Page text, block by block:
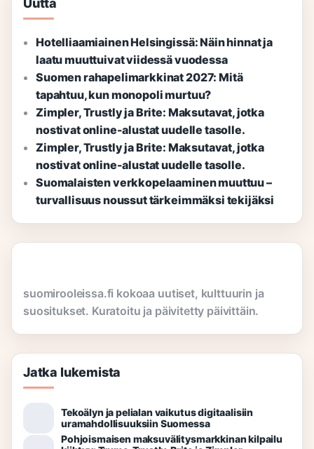
Uutta
Hotelliaamiainen Helsingissä: Näin hinnat ja
laatu muuttuivat viidessä vuodessa
Suomen rahapelimarkkinat 2027: Mitä
tapahtuu, kun monopoli murtuu?
Zimpler, Trustly ja Brite: Maksutavat, jotka
nostivat online-alustat uudelle tasolle.
Zimpler, Trustly ja Brite: Maksutavat, jotka
nostivat online-alustat uudelle tasolle.
Suomalaisten verkkopelaaminen muuttuu –
turvallisuus noussut tärkeimmäksi tekijäksi
suomirooleissa.fi kokoaa uutiset, kulttuurin ja
suositukset. Kuratoitu ja päivitetty päivittäin.
Jatka lukemista
Tekoälyn ja pelialan vaikutus digitaalisiin
uramahdollisuuksiin Suomessa
Pohjoismaisen maksuvälitysmarkkinan kilpailu